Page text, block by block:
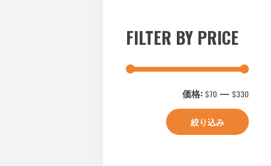
FILTER BY PRICE
絞り込み
価格: $70 — $330